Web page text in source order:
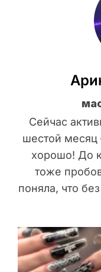
Сейчас
шестой месяц
хорошо! До
тоже
поняла, что